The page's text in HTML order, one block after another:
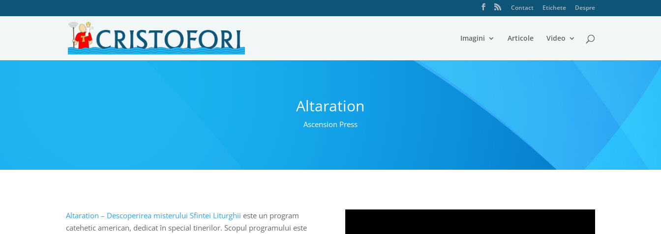
Contact Etichete Despre
Imagini Articole Video
Altaration
Ascension Press
Altaration – Descoperirea misterului Sfintei Liturghii este un program
catehetic american, dedicat în special tinerilor. Scopul programului este